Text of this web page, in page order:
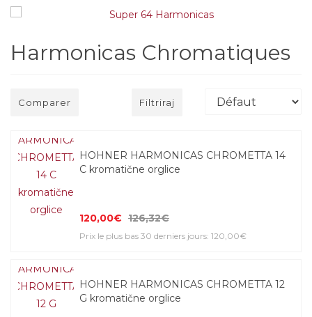
Harmonicas Chromatiques
Comparer Filtriraj
HOHNER HARMONICAS CHROMETTA 14
C kromatične orglice
120,00€ 126,32€
Prix le plus bas 30 derniers jours: 120,00€
HOHNER HARMONICAS CHROMETTA 12
G kromatične orglice